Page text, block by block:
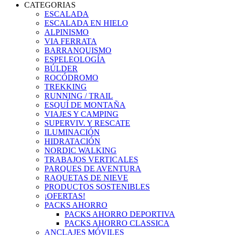
CATEGORIAS
ESCALADA
ESCALADA EN HIELO
ALPINISMO
VIA FERRATA
BARRANQUISMO
ESPELEOLOGÍA
BÚLDER
ROCÓDROMO
TREKKING
RUNNING / TRAIL
ESQUÍ DE MONTAÑA
VIAJES Y CAMPING
SUPERVIV. Y RESCATE
ILUMINACIÓN
HIDRATACIÓN
NORDIC WALKING
TRABAJOS VERTICALES
PARQUES DE AVENTURA
RAQUETAS DE NIEVE
PRODUCTOS SOSTENIBLES
¡OFERTAS!
PACKS AHORRO
PACKS AHORRO DEPORTIVA
PACKS AHORRO CLASSICA
ANCLAJES MÓVILES